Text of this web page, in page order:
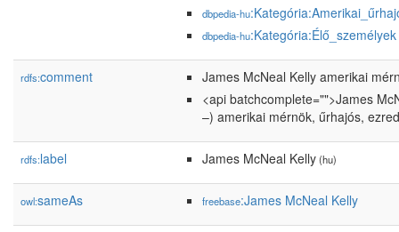
dbpedia-hu
dbpedia-hu:Kategória:Élő_személyek
rdfs:comment
James McNeal Kelly amerikai
<api batchcomplete="">James
–) amerikai mérnök, űrhajós,
rdfs:label James McNeal Kelly(hu)
owl:sameAs freebase:James McNeal Kelly